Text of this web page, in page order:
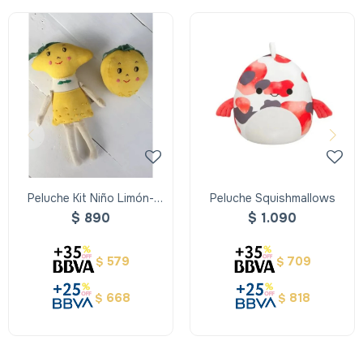
Peluche Kit Niño Limón-
Kyoco
$ 890
$ 579
$ 668
Peluche Squishmallows
$ 1.090
$ 709
$ 818